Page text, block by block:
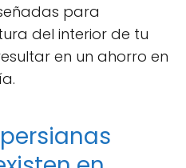
para
del interior de tu
en un ahorro en